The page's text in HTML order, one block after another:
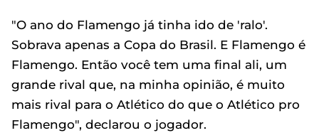
"O ano do Flamengo já tinha ido de 'ralo'.
Sobrava apenas a Copa do Brasil. E Flamengo é
Flamengo. Então você tem uma final ali, um
grande rival que, na minha opinião, é muito
mais rival para o Atlético do que o Atlético pro
Flamengo", declarou o jogador.